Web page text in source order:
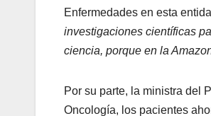
Enfermedades en esta
investigaciones científicas
ciencia, porque en la
Por su parte, la ministra del
Oncología, los pacientes